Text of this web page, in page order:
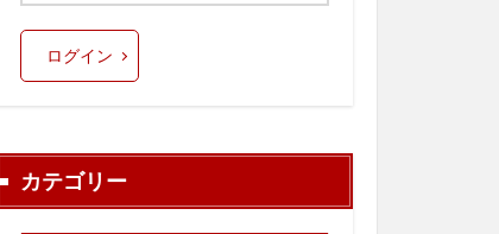
ログイン
カテゴリー